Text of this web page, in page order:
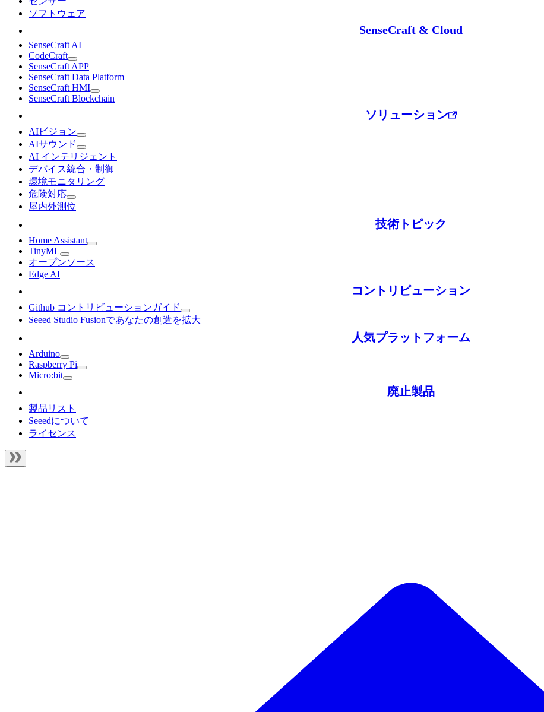
ソフトウェア
SenseCraft & Cloud
SenseCraft AI
CodeCraft
SenseCraft APP
SenseCraft Data Platform
SenseCraft HMI
SenseCraft Blockchain
ソリューション
AIビジョン
AIサウンド
AI インテリジェント
デバイス統合・制御
環境モニタリング
危険対応
屋内外測位
技術トピック
Home Assistant
TinyML
オープンソース
Edge AI
コントリビューション
Github コントリビューションガイド
Seeed Studio Fusionであなたの創造を拡大
人気プラットフォーム
Arduino
Raspberry Pi
Micro:bit
廃止製品
製品リスト
Seeedについて
ライセンス